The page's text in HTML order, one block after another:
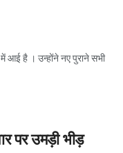
है । उन्होंने नए पुराने सभी
पर उमड़ी भीड़